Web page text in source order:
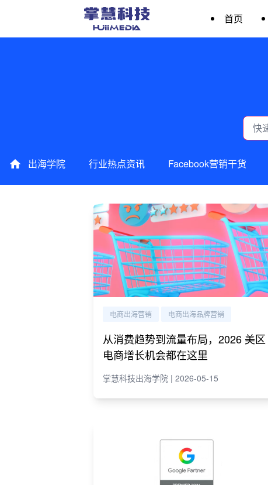
首页
出海学院 行业热点资讯 Facebook营销干货
电商出海营销 电商出海品牌营销
从消费趋势到流量布局，2026 美区
电商增长机会都在这里
掌慧科技出海学院 | 2026-05-15